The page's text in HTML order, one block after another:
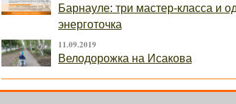
Барнауле: три мастер-класса и
энерготочка
11.09.2019
Велодорожка на Исакова